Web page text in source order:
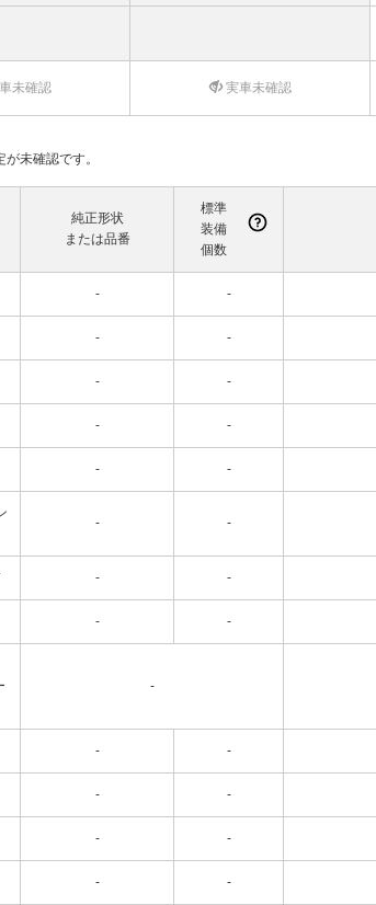
未確認 実車未確認
未確認です。
純正形状
または品番
標準
装備
個数
- -
- -
- -
- -
- -
- -
- -
- -
-
- -
- -
- -
- -